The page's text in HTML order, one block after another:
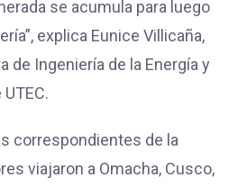
se acumula para luego
explica Eunice Villicaña,
de Ingeniería de la Energía y
correspondientes de la
viajaron a Omacha, Cusco,